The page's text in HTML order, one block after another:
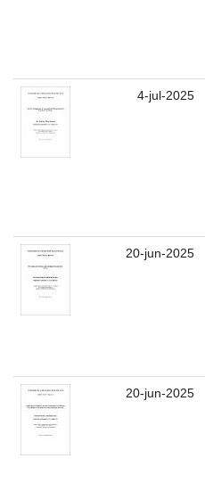
4-jul-2025
20-jun-2025
20-jun-2025